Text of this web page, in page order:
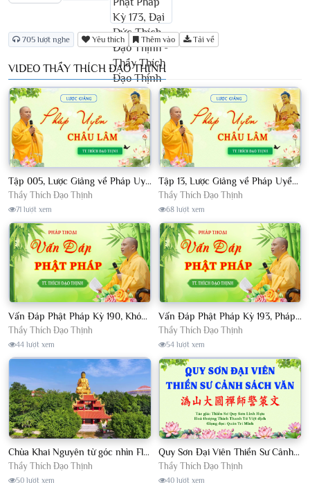
705 lượt nghe Yêu thích Thêm vào Tải về
VIDEO THẦY THÍCH ĐẠO THỊNH
Tập 005, Lược Giảng về Pháp Uyển Châu Lâm, Chủ giảng TT Thích Đạo Thịnh
Thầy Thích Đạo Thịnh
71 lượt xem
Tập 13, Lược Giảng về Pháp Uyển Châu Lâm, Chủ giảng TT Thích Đạo Thịnh
Thầy Thích Đạo Thịnh
68 lượt xem
Vấn Đáp Phật Pháp Kỳ 190, Khóa Tu Sinh Viên Con Kể Bụt Nghe Tháng 05, 2023 TT. Thích Đạo Thịnh - CKN
Thầy Thích Đạo Thịnh
44 lượt xem
Vấn Đáp Phật Pháp Kỳ 193, Pháp Hội TPTTHN Tháng 04/2023 TT. Thích Đạo Thịnh - CKN
Thầy Thích Đạo Thịnh
54 lượt xem
Chùa Khai Nguyên từ góc nhìn Flycam
Thầy Thích Đạo Thịnh
50 lượt xem
Quy Sơn Đại Viên Thiền Sư Cảnh Sách Văn - HT Thích Thanh Từ Việt dịch
Thầy Thích Đạo Thịnh
40 lượt xem